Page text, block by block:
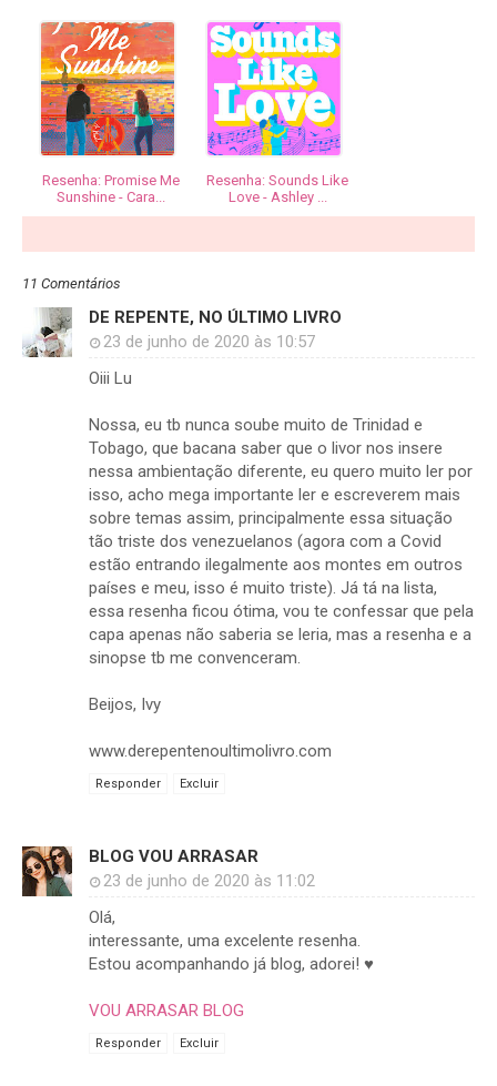
Resenha: Promise Me
Sunshine - Cara...
Resenha: Sounds Like
Love - Ashley ...
11 Comentários
DE REPENTE, NO ÚLTIMO LIVRO
23 de junho de 2020 às 10:57
Oiii Lu
Nossa, eu tb nunca soube muito de Trinidad e
Tobago, que bacana saber que o livor nos insere
nessa ambientação diferente, eu quero muito ler por
isso, acho mega importante ler e escreverem mais
sobre temas assim, principalmente essa situação
tão triste dos venezuelanos (agora com a Covid
estão entrando ilegalmente aos montes em outros
países e meu, isso é muito triste). Já tá na lista,
essa resenha ficou ótima, vou te confessar que pela
capa apenas não saberia se leria, mas a resenha e a
sinopse tb me convenceram.
Beijos, Ivy
www.derepentenoultimolivro.com
Responder Excluir
BLOG VOU ARRASAR
23 de junho de 2020 às 11:02
Olá,
interessante, uma excelente resenha.
Estou acompanhando já blog, adorei! ♥
VOU ARRASAR BLOG
Responder Excluir